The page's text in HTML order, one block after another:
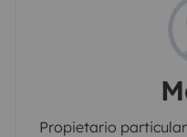
Propietario